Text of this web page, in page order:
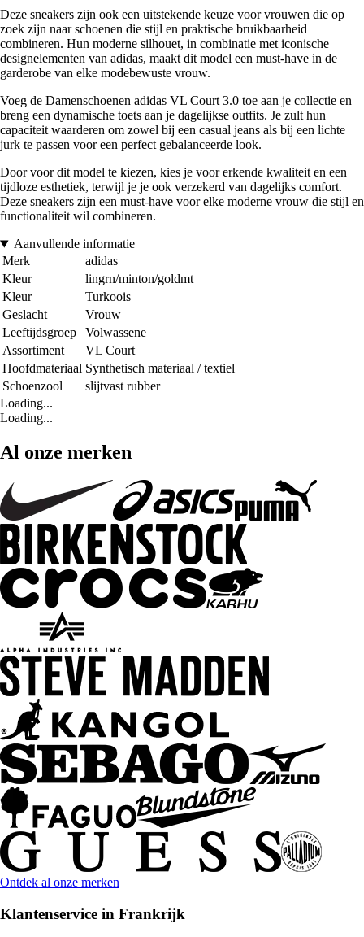
Deze sneakers zijn ook een uitstekende keuze voor vrouwen die op
zoek zijn naar schoenen die stijl en praktische bruikbaarheid
combineren. Hun moderne silhouet, in combinatie met iconische
designelementen van adidas, maakt dit model een must-have in de
garderobe van elke modebewuste vrouw.
Voeg de Damenschoenen adidas VL Court 3.0 toe aan je collectie en
breng een dynamische toets aan je dagelijkse outfits. Je zult hun
capaciteit waarderen om zowel bij een casual jeans als bij een lichte
jurk te passen voor een perfect gebalanceerde look.
Door voor dit model te kiezen, kies je voor erkende kwaliteit en een
tijdloze esthetiek, terwijl je je ook verzekerd van dagelijks comfort.
Deze sneakers zijn een must-have voor elke moderne vrouw die stijl en
functionaliteit wil combineren.
Aanvullende informatie
Merk
adidas
Kleur
lingrn/minton/goldmt
Kleur
Turkoois
Geslacht
Vrouw
Leeftijdsgroep
Volwassene
Assortiment
VL Court
Hoofdmateriaal Synthetisch materiaal / textiel
Schoenzool
slijtvast rubber
Loading...
Loading...
Al onze merken
Ontdek al onze merken
Klantenservice in Frankrijk